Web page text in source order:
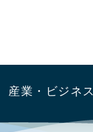
産業・ビジネス